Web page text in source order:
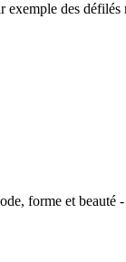
des